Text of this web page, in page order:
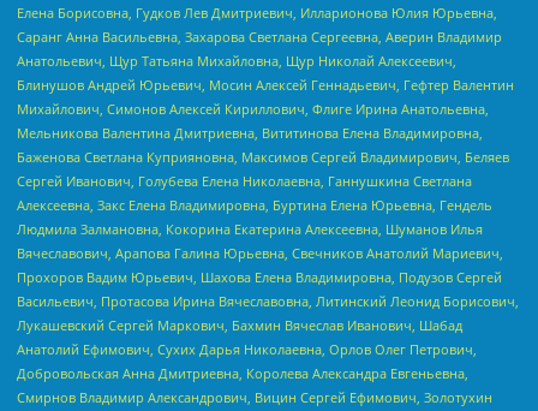
Елена Борисовна, Гудков Лев Дмитриевич, Илларионова Юлия Юрьевна,
Саранг Анна Васильевна, Захарова Светлана Сергеевна, Аверин Владимир
Анатольевич, Щур Татьяна Михайловна, Щур Николай Алексеевич,
Блинушов Андрей Юрьевич, Мосин Алексей Геннадьевич, Гефтер Валентин
Михайлович, Симонов Алексей Кириллович, Флиге Ирина Анатольевна,
Мельникова Валентина Дмитриевна, Вититинова Елена Владимировна,
Баженова Светлана Куприяновна, Максимов Сергей Владимирович, Беляев
Сергей Иванович, Голубева Елена Николаевна, Ганнушкина Светлана
Алексеевна, Закс Елена Владимировна, Буртина Елена Юрьевна, Гендель
Людмила Залмановна, Кокорина Екатерина Алексеевна, Шуманов Илья
Вячеславович, Арапова Галина Юрьевна, Свечников Анатолий Мариевич,
Прохоров Вадим Юрьевич, Шахова Елена Владимировна, Подузов Сергей
Васильевич, Протасова Ирина Вячеславовна, Литинский Леонид Борисович,
Лукашевский Сергей Маркович, Бахмин Вячеслав Иванович, Шабад
Анатолий Ефимович, Сухих Дарья Николаевна, Орлов Олег Петрович,
Добровольская Анна Дмитриевна, Королева Александра Евгеньевна,
Смирнов Владимир Александрович, Вицин Сергей Ефимович, Золотухин